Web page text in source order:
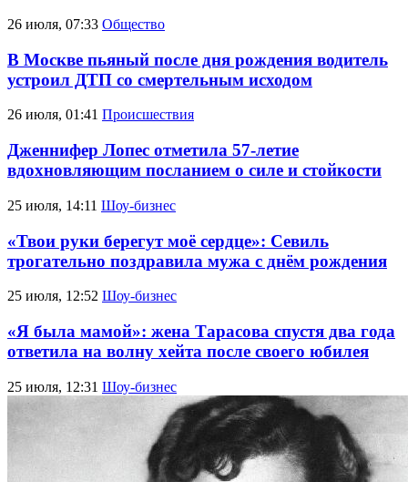
26 июля, 07:33 Общество
В Москве пьяный после дня рождения водитель
устроил ДТП со смертельным исходом
26 июля, 01:41 Происшествия
Дженнифер Лопес отметила 57-летие
вдохновляющим посланием о силе и стойкости
25 июля, 14:11 Шоу-бизнес
«Твои руки берегут моё сердце»: Севиль
трогательно поздравила мужа с днём рождения
25 июля, 12:52 Шоу-бизнес
«Я была мамой»: жена Тарасова спустя два года
ответила на волну хейта после своего юбилея
25 июля, 12:31 Шоу-бизнес